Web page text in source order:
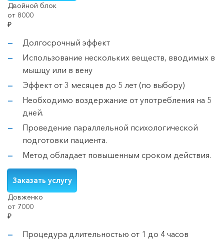
Двойной блок
от 8000
₽
Долгосрочный эффект
Использование нескольких веществ, вводимых в
мышцу или в вену
Эффект от 3 месяцев до 5 лет (по выбору)
Необходимо воздержание от употребления на 5
дней.
Проведение параллельной психологической
подготовки пациента.
Метод обладает повышенным сроком действия.
Заказать услугу
Довженко
от 7000
₽
Процедура длительностью от 1 до 4 часов